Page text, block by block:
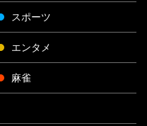
スポーツ
エンタメ
麻雀